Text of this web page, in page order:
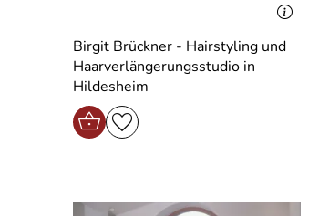
Birgit Brückner - Hairstyling und
Haarverlängerungsstudio in
Hildesheim